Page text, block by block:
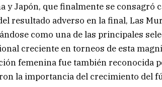
y Japón, que finalmente se consagró
resultado adverso en la final, Las
como una de las principales
creciente en torneos de esta
femenina fue también reconocida
la importancia del crecimiento del